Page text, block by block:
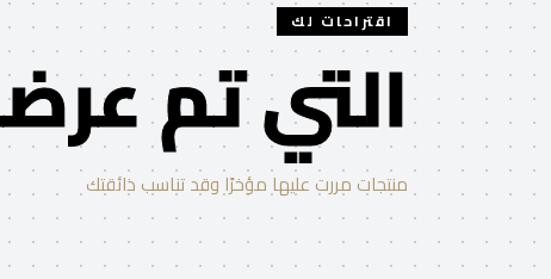
اقتراحات لك
التي تم
منتجات مررت عليها مؤخرًا وقد تناسب ذائقتك